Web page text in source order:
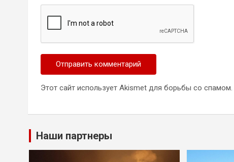
Этот сайт использует Akismet для борьбы со спамом.
Наши партнеры